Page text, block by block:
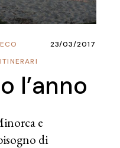
ECO
ITINERARI
23/03/2017
l’anno
e
di